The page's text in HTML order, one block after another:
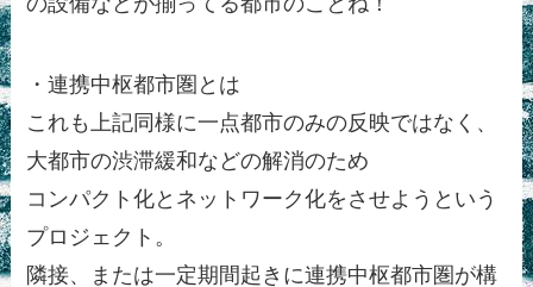
・連携中枢都市圏とは
これも上記同様に一点都市のみの反映ではなく、
大都市の渋滞緩和などの解消のため
コンパクト化とネットワーク化をさせようという
プロジェクト。
隣接、または一定期間起きに連携中枢都市圏が構